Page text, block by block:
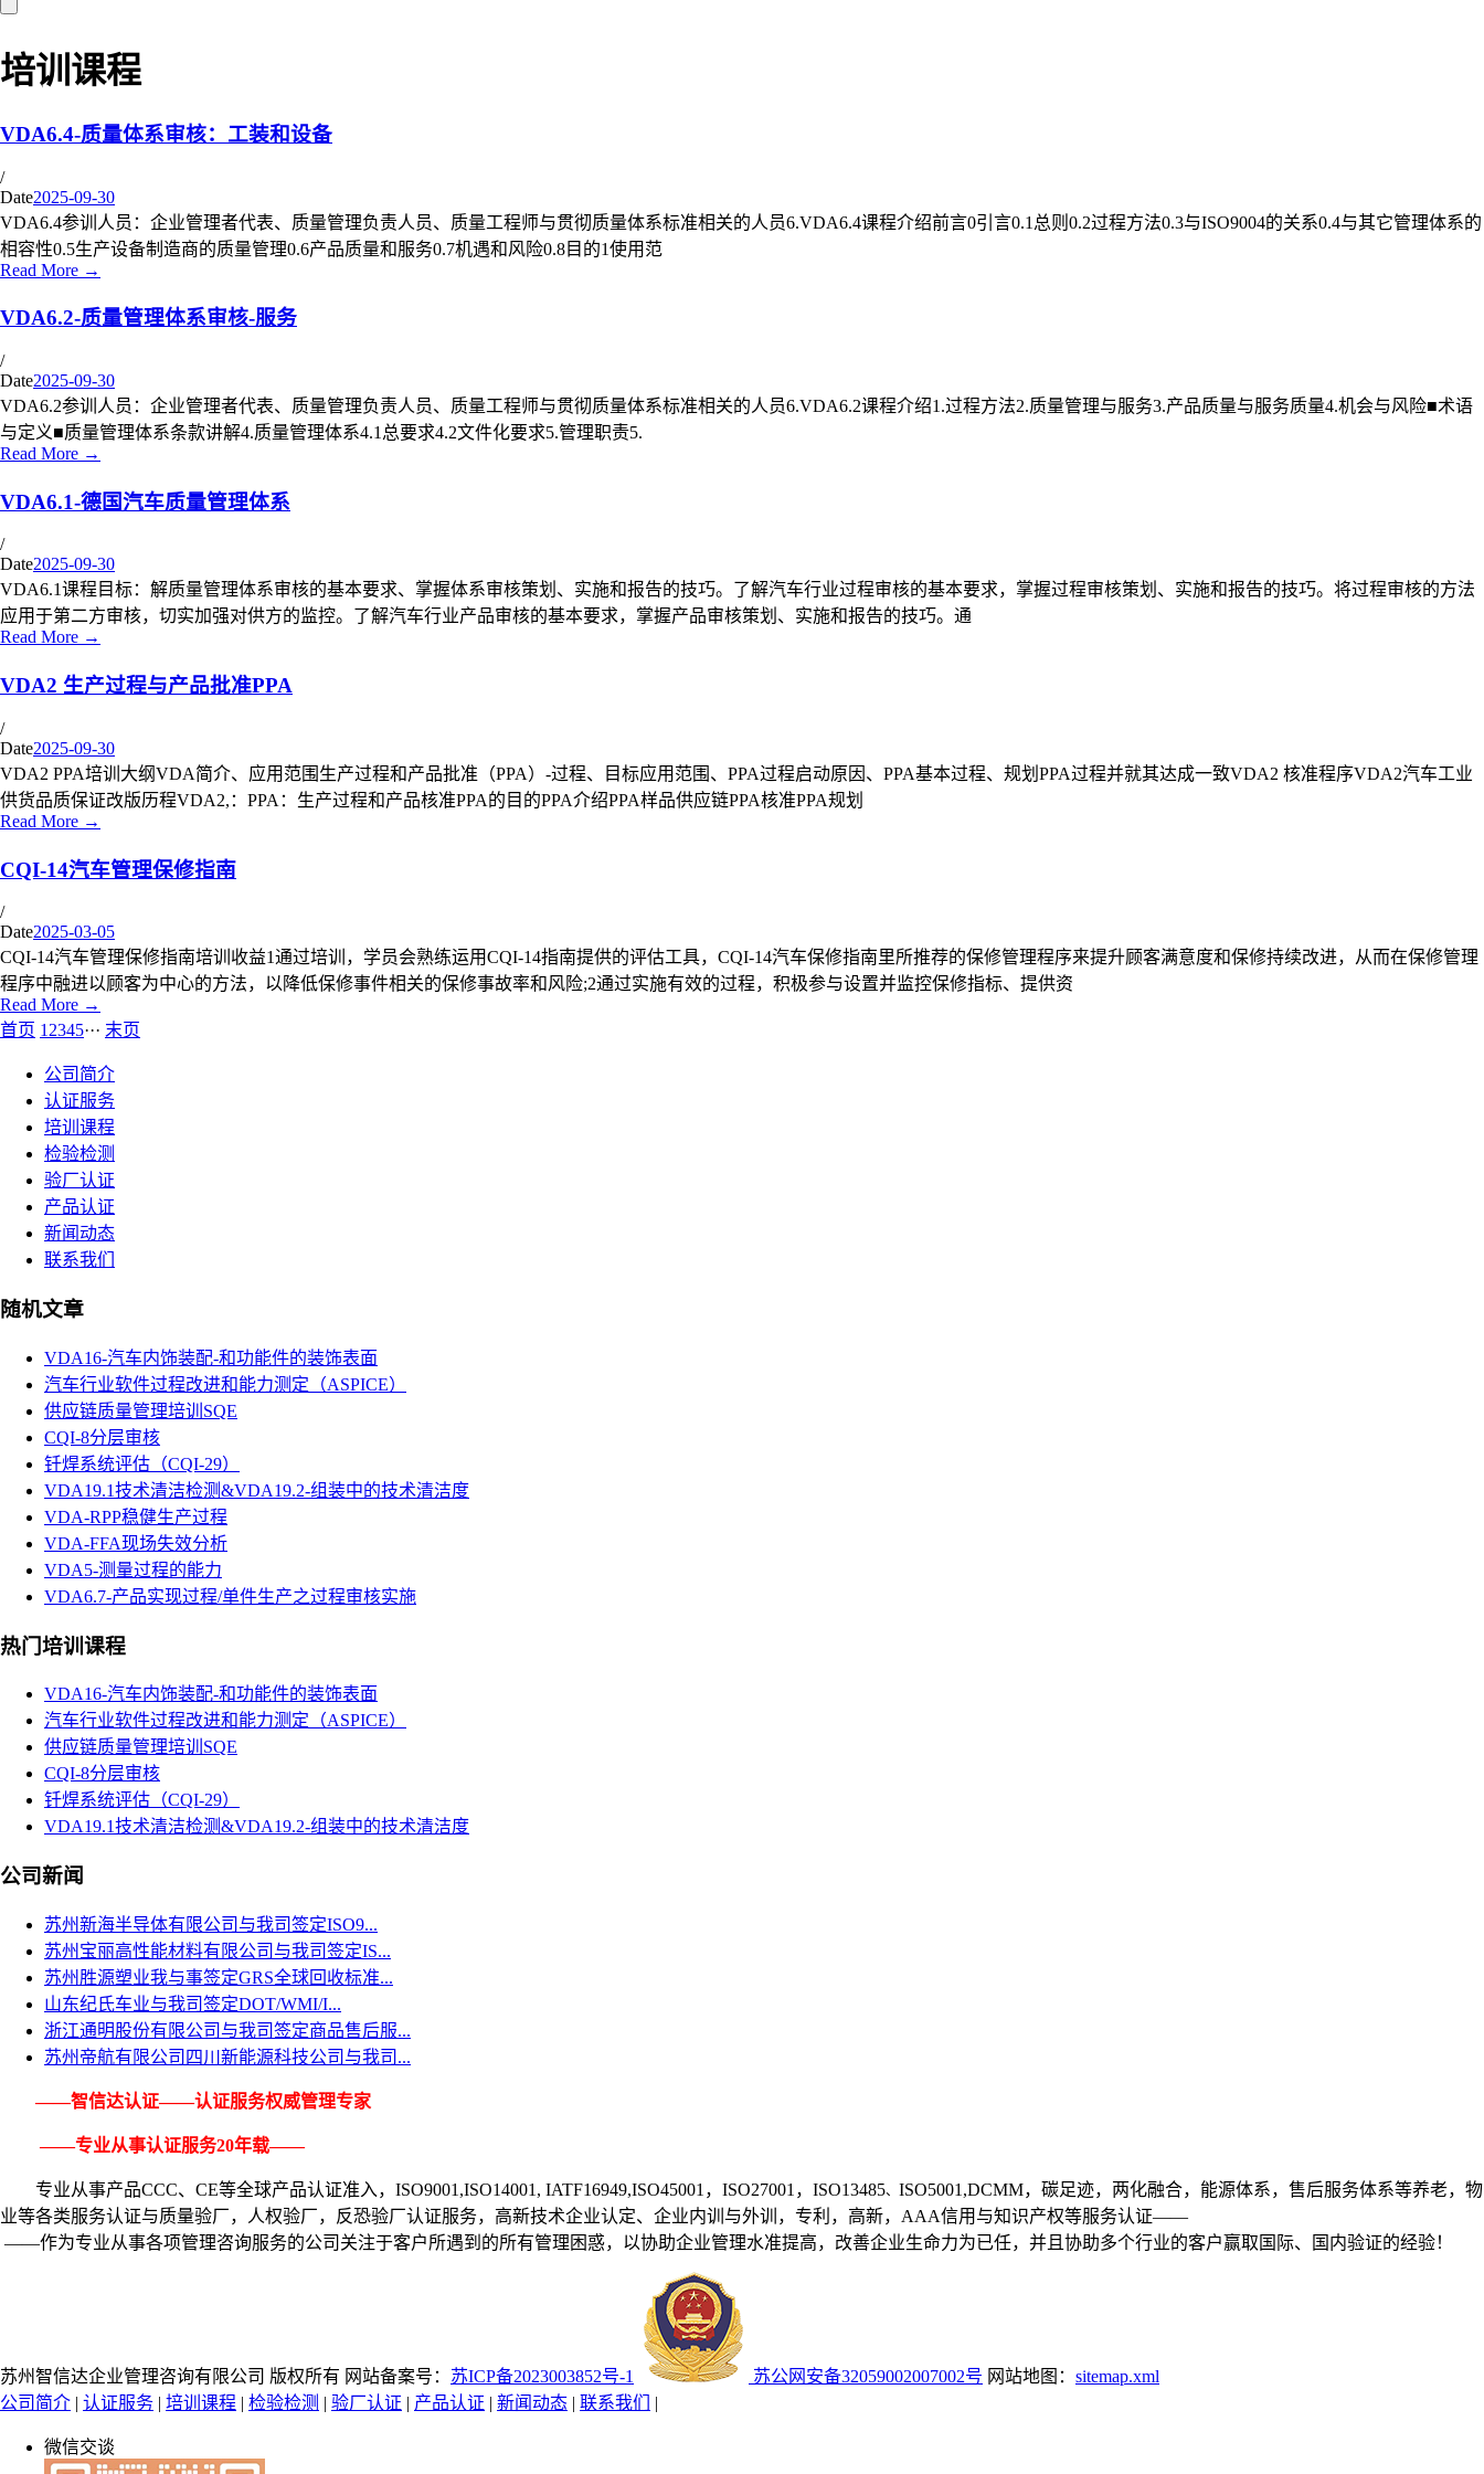
培训课程
VDA6.4-质量体系审核：工装和设备
/
Date2025-09-30
VDA6.4参训人员：企业管理者代表、质量管理负责人员、质量工程师与贯彻质量体系标准相关的人员6.VDA6.4课程介绍前言0引言0.1总则0.2过程方法0.3与ISO9004的关系0.4与其它管理体系的
相容性0.5生产设备制造商的质量管理0.6产品质量和服务0.7机遇和风险0.8目的1使用范
Read More →
VDA6.2-质量管理体系审核-服务
/
Date2025-09-30
VDA6.2参训人员：企业管理者代表、质量管理负责人员、质量工程师与贯彻质量体系标准相关的人员6.VDA6.2课程介绍1.过程方法2.质量管理与服务3.产品质量与服务质量4.机会与风险■术语
与定义■质量管理体系条款讲解4.质量管理体系4.1总要求4.2文件化要求5.管理职责5.
Read More →
VDA6.1-德国汽车质量管理体系
/
Date2025-09-30
VDA6.1课程目标：解质量管理体系审核的基本要求、掌握体系审核策划、实施和报告的技巧。了解汽车行业过程审核的基本要求，掌握过程审核策划、实施和报告的技巧。将过程审核的方法
应用于第二方审核，切实加强对供方的监控。了解汽车行业产品审核的基本要求，掌握产品审核策划、实施和报告的技巧。通
Read More →
VDA2 生产过程与产品批准PPA
/
Date2025-09-30
VDA2 PPA培训大纲VDA简介、应用范围生产过程和产品批准（PPA）-过程、目标应用范围、PPA过程启动原因、PPA基本过程、规划PPA过程并就其达成一致VDA2 核准程序VDA2汽车工业
供货品质保证改版历程VDA2,：PPA：生产过程和产品核准PPA的目的PPA介绍PPA样品供应链PPA核准PPA规划
Read More →
CQI-14汽车管理保修指南
/
Date2025-03-05
CQI-14汽车管理保修指南培训收益1通过培训，学员会熟练运用CQI-14指南提供的评估工具，CQI-14汽车保修指南里所推荐的保修管理程序来提升顾客满意度和保修持续改进，从而在保修管理
程序中融进以顾客为中心的方法，以降低保修事件相关的保修事故率和风险;2通过实施有效的过程，积极参与设置并监控保修指标、提供资
Read More →
首页 1 2345··· 末页
公司简介
认证服务
培训课程
检验检测
验厂认证
产品认证
新闻动态
联系我们
随机文章
VDA16-汽车内饰装配-和功能件的装饰表面
汽车行业软件过程改进和能力测定（ASPICE）
供应链质量管理培训SQE
CQI-8分层审核
钎焊系统评估（CQI-29）
VDA19.1技术清洁检测&VDA19.2-组装中的技术清洁度
VDA-RPP稳健生产过程
VDA-FFA现场失效分析
VDA5-测量过程的能力
VDA6.7-产品实现过程/单件生产之过程审核实施
热门培训课程
VDA16-汽车内饰装配-和功能件的装饰表面
汽车行业软件过程改进和能力测定（ASPICE）
供应链质量管理培训SQE
CQI-8分层审核
钎焊系统评估（CQI-29）
VDA19.1技术清洁检测&VDA19.2-组装中的技术清洁度
公司新闻
苏州新海半导体有限公司与我司签定ISO9...
苏州宝丽高性能材料有限公司与我司签定IS...
苏州胜源塑业我与事签定GRS全球回收标准...
山东纪氏车业与我司签定DOT/WMI/I...
浙江通明股份有限公司与我司签定商品售后服...
苏州帝航有限公司四川新能源科技公司与我司...
——智信达认证——认证服务权威管理专家
——专业从事认证服务20年载——
专业从事产品CCC、CE等全球产品认证准入，ISO9001,ISO14001, IATF16949,ISO45001，ISO27001，ISO13485、 ISO5001,DCMM，碳足迹，两化融合，能源体系，售后服务体系等养老，物
业等各类服务认证与质量验厂，人权验厂，反恐验厂认证服务，高新技术企业认定、企业内训与外训，专利，高新，AAA信用与知识产权等服务认证——
——作为专业从事各项管理咨询服务的公司关注于客户所遇到的所有管理困惑，以协助企业管理水准提高，改善企业生命力为已任，并且协助多个行业的客户赢取国际、国内验证的经验！
苏州智信达企业管理咨询有限公司 版权所有 网站备案号： 苏ICP备2023003852号-1 苏公网安备32059002007002号 网站地图： sitemap.xml
公司简介 | 认证服务 | 培训课程 | 检验检测 | 验厂认证 | 产品认证 | 新闻动态 | 联系我们 |
微信交谈